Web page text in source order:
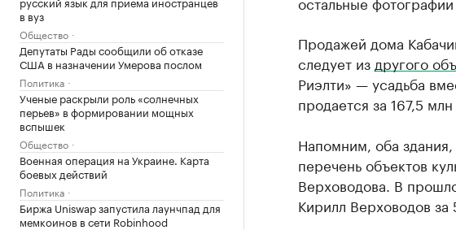
в вуз
Общество
Депутаты Рады сообщили об отказе
США в назначении Умерова послом
Политика
Ученые раскрыли роль «солнечных
перьев» в формировании мощных
вспышек
Общество
Военная операция на Украине. Карта
боевых действий
Политика
Биржа Uniswap запустила лаунчпад для
мемкоинов в сети Robinhood
Продажей дома
следует из другого
Риэлти» — усадьба
продается за 167,5 млн
Напомним, оба
перечень объектов
Верховодова. В
Кирилл Верховодов